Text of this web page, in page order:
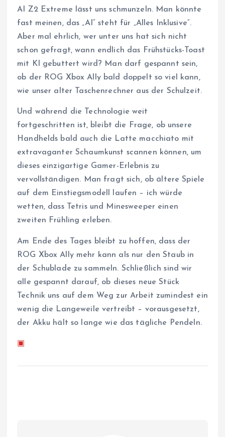
AI Z2 Extreme lässt uns schmunzeln. Man könnte
fast meinen, das „AI“ steht für „Alles Inklusive“.
Aber mal ehrlich, wer unter uns hat sich nicht
schon gefragt, wann endlich das Frühstücks-Toast
mit KI gebuttert wird? Man darf gespannt sein,
ob der ROG Xbox Ally bald doppelt so viel kann,
wie unser alter Taschenrechner aus der Schulzeit.
Und während die Technologie weit
fortgeschritten ist, bleibt die Frage, ob unsere
Handhelds bald auch die Latte macchiato mit
extravaganter Schaumkunst scannen können, um
dieses einzigartige Gamer-Erlebnis zu
vervollständigen. Man fragt sich, ob ältere Spiele
auf dem Einstiegsmodell laufen – ich würde
wetten, dass Tetris und Minesweeper einen
zweiten Frühling erleben.
Am Ende des Tages bleibt zu hoffen, dass der
ROG Xbox Ally mehr kann als nur den Staub in
der Schublade zu sammeln. Schließlich sind wir
alle gespannt darauf, ob dieses neue Stück
Technik uns auf dem Weg zur Arbeit zumindest ein
wenig die Langeweile vertreibt – vorausgesetzt,
der Akku hält so lange wie das tägliche Pendeln.
▣